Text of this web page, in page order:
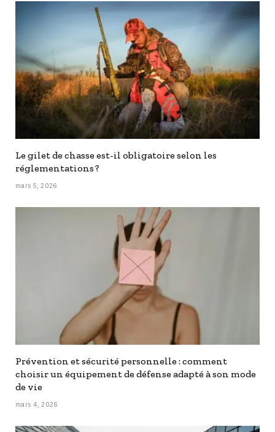
Le gilet de chasse est-il obligatoire selon les
réglementations ?
mars 5, 2026
Prévention et sécurité personnelle : comment
choisir un équipement de défense adapté à son mode
de vie
mars 4, 2026